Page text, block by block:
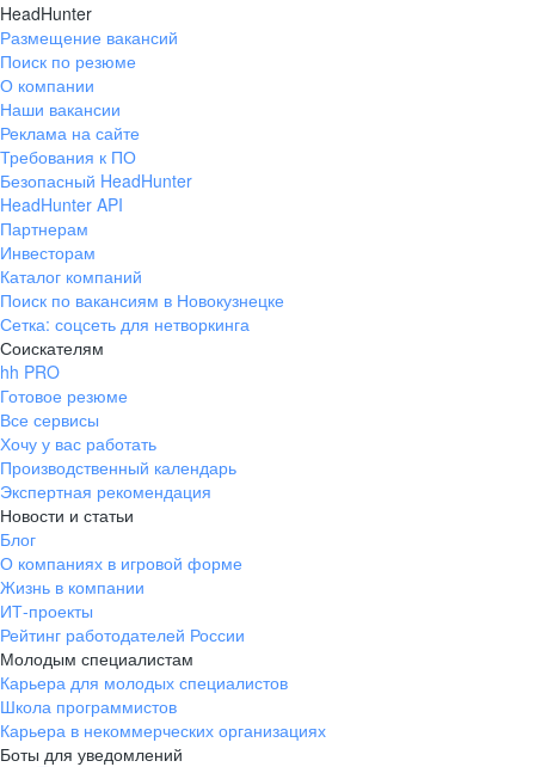
HeadHunter
Размещение вакансий
Поиск по резюме
О компании
Наши вакансии
Реклама на сайте
Требования к ПО
Безопасный HeadHunter
HeadHunter API
Партнерам
Инвесторам
Каталог компаний
Поиск по вакансиям в Новокузнецке
Сетка: соцсеть для нетворкинга
Соискателям
hh PRO
Готовое резюме
Все сервисы
Хочу у вас работать
Производственный календарь
Экспертная рекомендация
Новости и статьи
Блог
О компаниях в игровой форме
Жизнь в компании
ИТ-проекты
Рейтинг работодателей России
Молодым специалистам
Карьера для молодых специалистов
Школа программистов
Карьера в некоммерческих организациях
Боты для уведомлений